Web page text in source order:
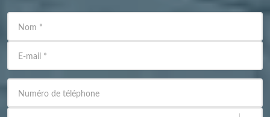
Nom *
E-mail *
Numéro de téléphone